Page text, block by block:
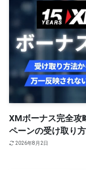
XMボーナス完全攻
ペーンの受け取り
2026年8月2日